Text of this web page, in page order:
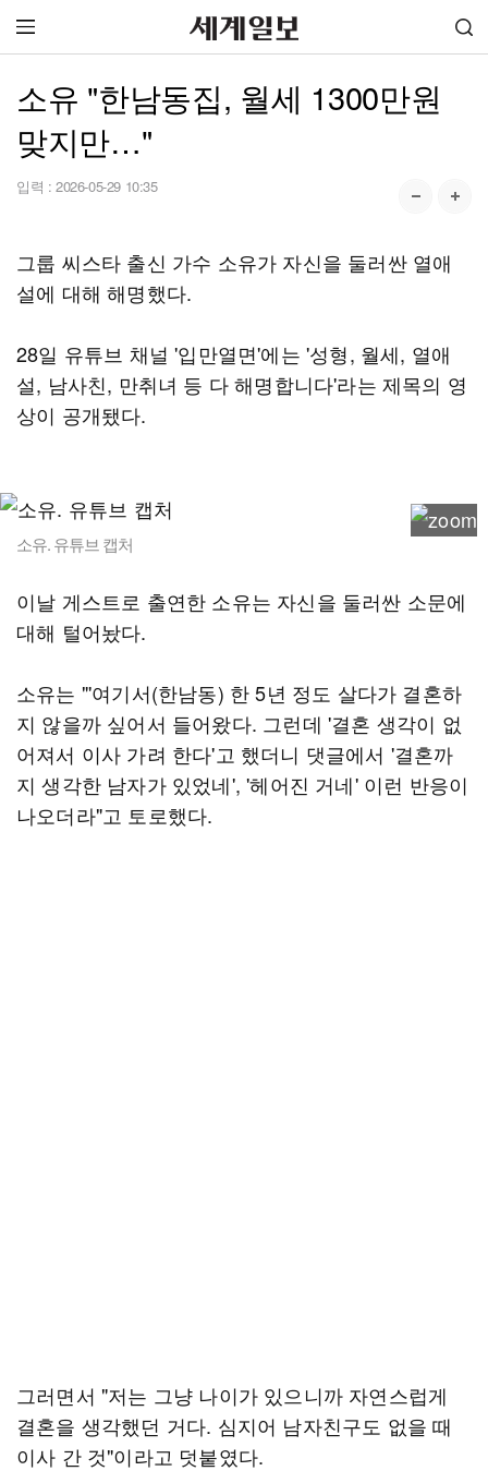
소유 "한남동집, 월세 1300만원
맞지만…"
입력 : 2026-05-29 10:35
그룹 씨스타 출신 가수 소유가 자신을 둘러싼 열애
설에 대해 해명했다.
28일 유튜브 채널 '입만열면'에는 '성형, 월세, 열애
설, 남사친, 만취녀 등 다 해명합니다'라는 제목의 영
상이 공개됐다.
소유. 유튜브 캡처
이날 게스트로 출연한 소유는 자신을 둘러싼 소문에
대해 털어놨다.
소유는 "'여기서(한남동) 한 5년 정도 살다가 결혼하
지 않을까 싶어서 들어왔다. 그런데 '결혼 생각이 없
어져서 이사 가려 한다'고 했더니 댓글에서 '결혼까
지 생각한 남자가 있었네', '헤어진 거네' 이런 반응이
나오더라"고 토로했다.
그러면서 "저는 그냥 나이가 있으니까 자연스럽게
결혼을 생각했던 거다. 심지어 남자친구도 없을 때
이사 간 것"이라고 덧붙였다.